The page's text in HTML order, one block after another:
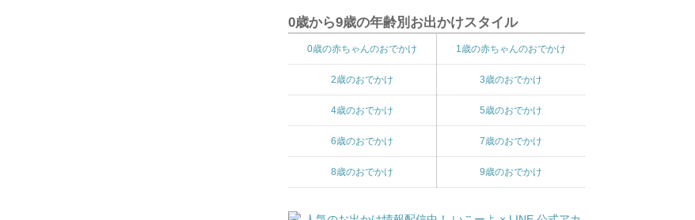
0歳から9歳の年齢別お出かけスタイル
0歳の赤ちゃんのおでかけ 1歳の赤ちゃんのおでかけ
2歳のおでかけ 3歳のおでかけ
4歳のおでかけ 5歳のおでかけ
6歳のおでかけ 7歳のおでかけ
8歳のおでかけ 9歳のおでかけ